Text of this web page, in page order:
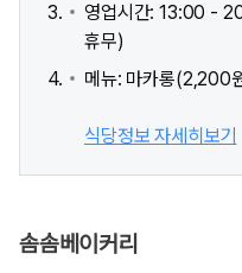
영업시간: 13:00 -
휴무)
메뉴: 마카롱(2,200
식당정보 자세히보기
솜솜베이커리